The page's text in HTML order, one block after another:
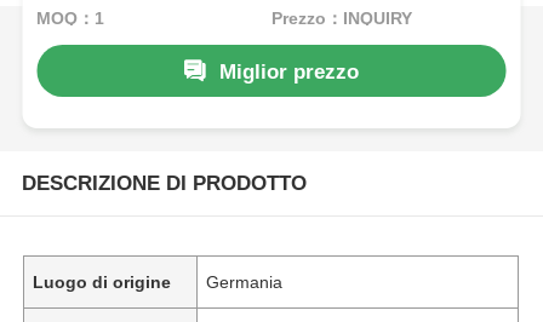
MOQ：1 Prezzo：INQUIRY
Miglior prezzo
DESCRIZIONE DI PRODOTTO
Luogo di origine Germania